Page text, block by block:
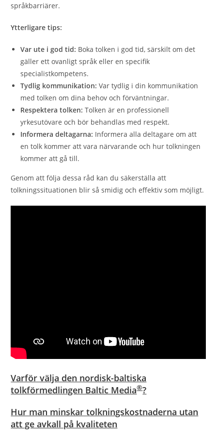
språkbarriärer.
Ytterligare tips:
Var ute i god tid: Boka tolken i god tid, särskilt om det
gäller ett ovanligt språk eller en specifik
specialistkompetens.
Tydlig kommunikation: Var tydlig i din kommunikation
med tolken om dina behov och förväntningar.
Respektera tolken: Tolken är en professionell
yrkesutövare och bör behandlas med respekt.
Informera deltagarna: Informera alla deltagare om att
en tolk kommer att vara närvarande och hur tolkningen
kommer att gå till.
Genom att följa dessa råd kan du säkerställa att
tolkningssituationen blir så smidig och effektiv som möjligt.
Varför välja den nordisk-baltiska
tolkförmedlingen Baltic Media®?
Hur man minskar tolkningskostnaderna utan
att ge avkall på kvaliteten